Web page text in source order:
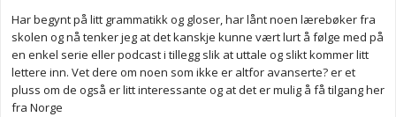
Har begynt på litt grammatikk og gloser, har lånt noen lærebøker fra
skolen og nå tenker jeg at det kanskje kunne vært lurt å følge med på
en enkel serie eller podcast i tillegg slik at uttale og slikt kommer litt
lettere inn. Vet dere om noen som ikke er altfor avanserte? er et
pluss om de også er litt interessante og at det er mulig å få tilgang her
fra Norge